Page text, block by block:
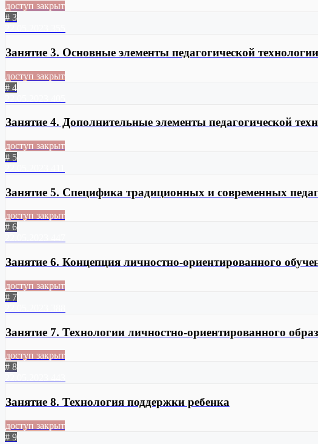
доступ закрыт
# 3
Занятие 3. Основные элементы педагогической технологии
доступ закрыт
# 4
Занятие 4. Дополнительные элементы педагогической
доступ закрыт
# 5
Занятие 5. Специфика традиционных и современных
доступ закрыт
# 6
Занятие 6. Концепция личностно-ориентированного
доступ закрыт
# 7
Занятие 7. Технологии личностно-ориентированного
доступ закрыт
# 8
Занятие 8. Технология поддержки ребенка
доступ закрыт
# 9